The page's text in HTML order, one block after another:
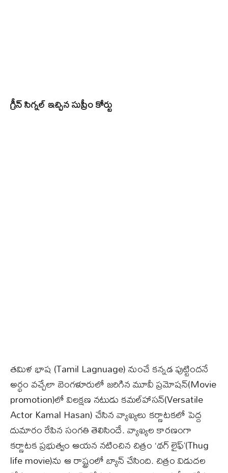
గ్రీన్​ సిగ్నల్​ ఇచ్చిన సుప్రీం కోర్టు
తమిళ భాష (Tamil Lagnuage) నుంచే కన్నడ పుట్టిందనే
అర్థం వచ్చేలా బెంగళూరులో జరిగిన మూవీ ప్రమోషన్(Movie
promotion)​లో విలక్షణ​ నటుడు కమల్‌హాసన్(Versatile
Actor Kamal Hasan) చేసిన వ్యాఖ్యలు కర్ణాటకలో పెద్ద
దుమారం రేపిన సంగతి తెలిసిందే. వ్యాఖ్యల కారణంగా
కర్ణాటక ప్రభుత్వం ఆయన నటించిన చిత్రం ‘థగ్ లైఫ్’(Thug
life movie)ను ఆ రాష్ట్రంలో బ్యాన్ చేసింది. చిత్రం విడుదల